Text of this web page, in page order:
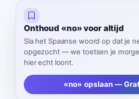
Onthoud «no» voor altijd
Sla het Spaanse woord op dat je
opgezocht — we toetsen je
hier echt loont.
«no» opslaan —